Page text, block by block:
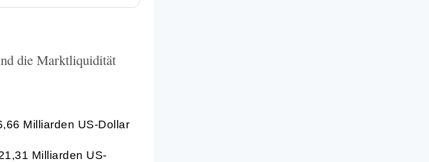
die Marktliquidität
Milliarden US-Dollar
Milliarden US-